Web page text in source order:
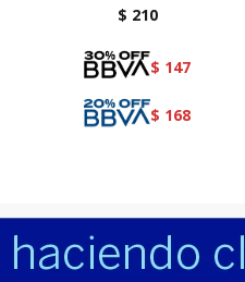
$ 210
$ 147
$ 168